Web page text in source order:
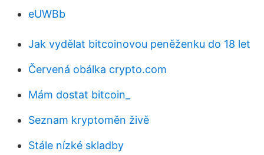
eUWBb
Jak vydělat bitcoinovou peněženku do 18 let
Červená obálka crypto.com
Mám dostat bitcoin_
Seznam kryptoměn živě
Stále nízké skladby